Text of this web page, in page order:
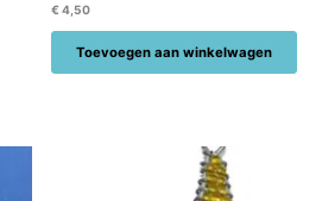
€ 4,50
Toevoegen aan winkelwagen